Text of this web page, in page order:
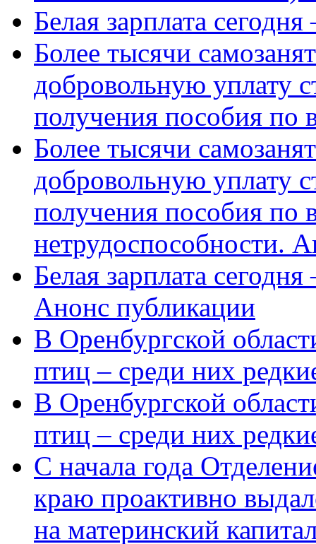
Белая зарплата
Более тысячи
добровольную уплату
получения пособия по
Более тысячи
добровольную уплату
получения пособия по
нетрудоспособности.
Белая зарплата
Анонс публикации
В Оренбургской
птиц – среди них
В Оренбургской
птиц – среди них
С начала года
краю проактивно
на материнский